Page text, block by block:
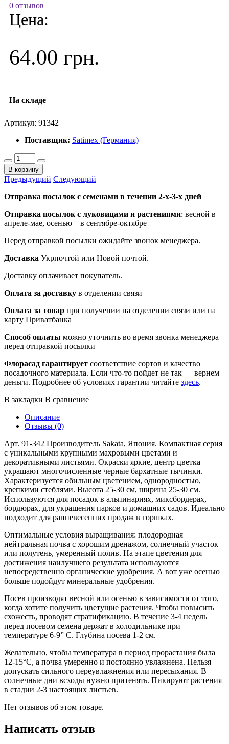
0 отзывов
Цена:
64.00 грн.
На складе
Артикул: 91342
Поставщик: Satimex (Германия)
В корзину
Предыдущий Следующий
Отправка посылок с семенами в течении 2-х-3-х дней
Отправка посылок с луковицами и растениями: весной в
апреле-мае, осенью – в сентябре-октябре
Перед отправкой посылки ожидайте звонок менеджера.
Доставка Укрпочтой или Новой почтой.
Доставку оплачивает покупатель.
Оплата за доставку в отделении связи
Оплата за товар при получении на отделении связи или на
карту Приватбанка
Способ оплаты можно уточнить во время звонка менеджера
перед отправкой посылки
Флорасад гарантирует соответствие сортов и качество
посадочного материала. Если что-то пойдет не так — вернем
деньги. Подробнее об условиях гарантии читайте здесь.
В закладки В сравнение
Описание
Отзывы (0)
Арт. 91-342 Производитель Sakata, Япония. Компактная серия
с уникальными крупными махровыми цветами и
декоративными листьями. Окраски яркие, центр цветка
украшают многочисленные черные бархатные тычинки.
Характеризуется обильным цветением, однородностью,
крепкими стеблями. Высота 25-30 см, ширина 25-30 см.
Используются для посадок в альпинариях, миксбордерах,
бордюрах, для украшения парков и домашних садов. Идеально
подходит для ранневесенних продаж в горшках.
Оптимальные условия выращивания: плодородная
нейтральная почва с хорошим дренажом, солнечный участок
или полутень, умеренный полив. На этапе цветения для
достижения наилучшего результата используются
непосредственно органические удобрения. А вот уже осенью
больше подойдут минеральные удобрения.
Посев производят весной или осенью в зависимости от того,
когда хотите получить цветущие растения. Чтобы повысить
схожесть, проводят стратификацию. В течение 3-4 недель
перед посевом семена держат в холодильнике при
температуре 6-9” С. Глубина посева 1-2 см.
Желательно, чтобы температура в период прорастания была
12-15°С, а почва умеренно и постоянно увлажнена. Нельзя
допускать сильного переувлажнения или пересыхания. В
солнечные дни всходы нужно притенять. Пикируют растения
в стадии 2-3 настоящих листьев.
Нет отзывов об этом товаре.
Написать отзыв